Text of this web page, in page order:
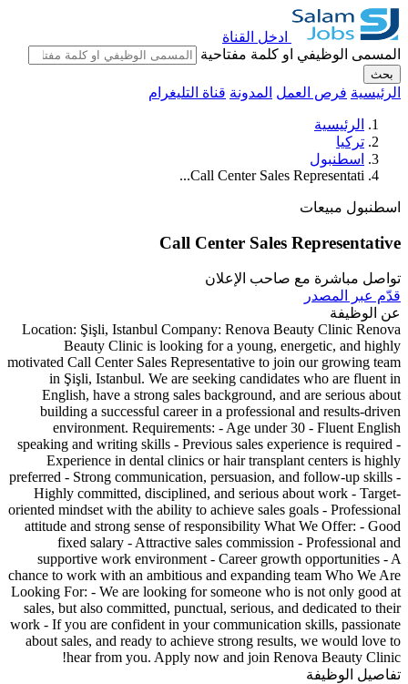
ادخل القناة
المسمى الوظيفي او كلمة مفتاحية
بحث
الرئيسية فرص العمل المدونة قناة التليغرام
الرئيسية
تركيا
اسطنبول
Call Center Sales Representati...
اسطنبول مبيعات
Call Center Sales Representative
تواصل مباشرة مع صاحب الإعلان
قدّم عبر المصدر
عن الوظيفة
Location: Şişli, Istanbul Company: Renova Beauty Clinic Renova
Beauty Clinic is looking for a young, energetic, and highly
motivated Call Center Sales Representative to join our growing team
in Şişli, Istanbul. We are seeking candidates who are fluent in
English, have a strong sales background, and are serious about
building a successful career in a professional and results-driven
environment. Requirements: - Age under 30 - Fluent English
speaking and writing skills - Previous sales experience is required -
Experience in dental clinics or hair transplant centers is highly
preferred - Strong communication, persuasion, and follow-up skills -
Highly committed, disciplined, and serious about work - Target-
oriented mindset with the ability to achieve sales goals - Professional
attitude and strong sense of responsibility What We Offer: - Good
fixed salary - Attractive sales commission - Professional and
supportive work environment - Career growth opportunities - A
chance to work with an ambitious and expanding team Who We Are
Looking For: - We are looking for someone who is not only good at
sales, but also committed, punctual, serious, and dedicated to their
work - If you are confident in your communication skills, passionate
about sales, and ready to achieve strong results, we would love to
hear from you. Apply now and join Renova Beauty Clinic!
تفاصيل الوظيفة